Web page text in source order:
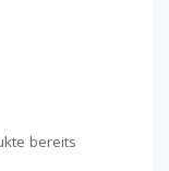
bereits